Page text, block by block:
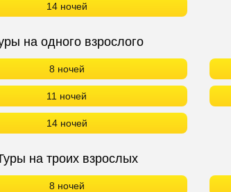
14 ночей
на одного взрослого
8 ночей
11 ночей
14 ночей
на троих взрослых
8 ночей